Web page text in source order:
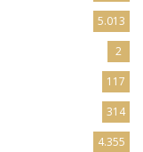
5.013
2
117
314
4.355